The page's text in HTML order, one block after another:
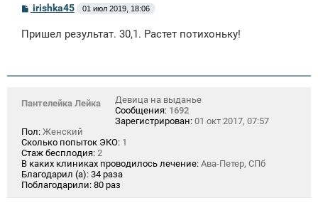
С
о
б
и
irishka45 01 июл 2019, 18:06
Пришел результат. 30,1. Растет потихоньку!
Пантелейка Лейка
Девица на выданье
Сообщения: 1692
Зарегистрирован: 01 окт 2017, 07:57
Пол: Женский
Сколько попыток ЭКО: 1
Стаж бесплодия: 2
В каких клиниках проводилось лечение: Ава-Петер, СПб
Благодарил (а): 34 раза
Поблагодарили: 80 раз